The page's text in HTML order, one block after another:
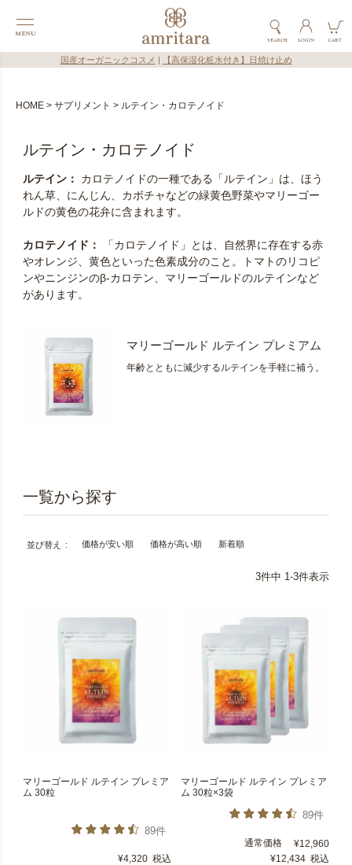
国産オーガニックコスメ 【高保湿化粧水付き】日焼け止め
HOME サプリメント ルテイン・カロテノイド
ルテイン・カロテノイド
ルテイン：
カロテノイドの一種である「ルテイン」は、ほう
れん草、にんじん、カボチャなどの緑黄色野菜やマリーゴー
ルドの黄色の花弁に含まれます。
カロテノイド：
「カロテノイド」とは、自然界に存在する赤
やオレンジ、黄色といった色素成分のこと。トマトのリコピ
ンやニンジンのβ-カロテン、マリーゴールドのルテインなど
があります。
マリーゴールド ルテイン プレミアム
年齢とともに減少するルテインを手軽に補う。
並び替え 価格が安い順 価格が高い順 新着順
3件中 1-3件表示
マリーゴールド ルテイン プレミア
ム 30粒
89件
¥4,320 税込
マリーゴールド ルテイン プレミア
ム 30粒×3袋
89件
通常価格 ¥12,960
¥12,434 税込